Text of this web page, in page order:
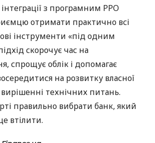
з програмним РРО
отримати практично всі
інструменти «під одним
скорочує час на
спрощує облік і допомагає
на розвитку власної
технічних питань.
правильно вибрати банк, який
втілити.